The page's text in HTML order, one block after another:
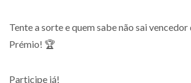
Tente a sorte e quem sabe não sai
Prémio! 🏆
Participe já!